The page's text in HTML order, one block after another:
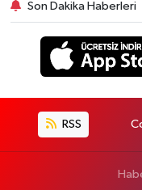
Son Dakika Haberleri
RSS